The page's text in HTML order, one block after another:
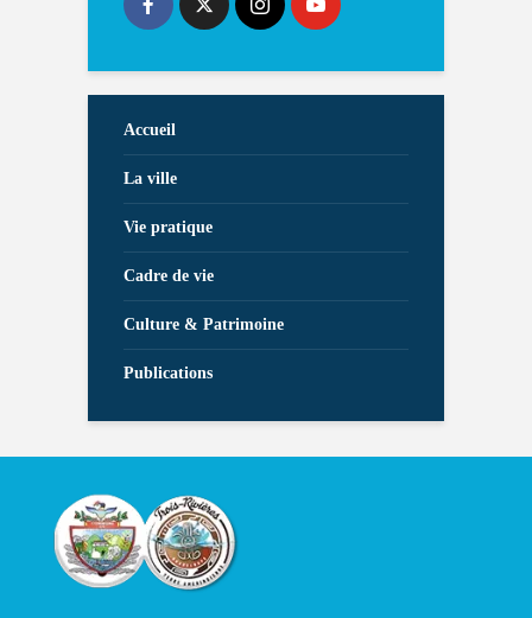
Accueil
La ville
Vie pratique
Cadre de vie
Culture & Patrimoine
Publications